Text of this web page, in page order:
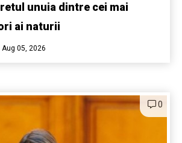
unuia dintre cei mai
ai naturii
Aug 05, 2026
0